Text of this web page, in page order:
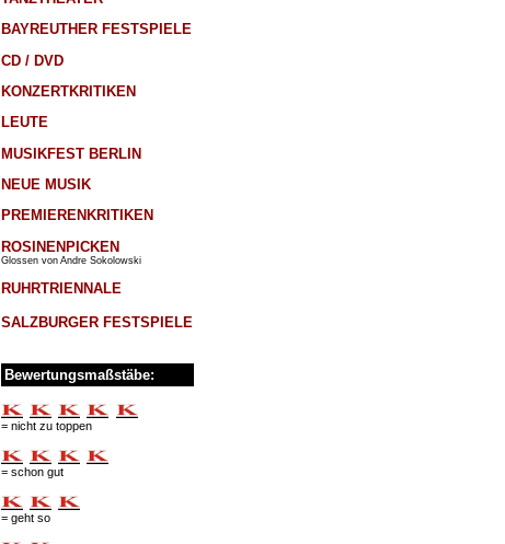
BAYREUTHER FESTSPIELE
CD / DVD
KONZERTKRITIKEN
LEUTE
MUSIKFEST BERLIN
NEUE MUSIK
PREMIERENKRITIKEN
ROSINENPICKEN
Glossen von Andre Sokolowski
RUHRTRIENNALE
SALZBURGER FESTSPIELE
Bewertungsmaßstäbe:
= nicht zu toppen
= schon gut
= geht so